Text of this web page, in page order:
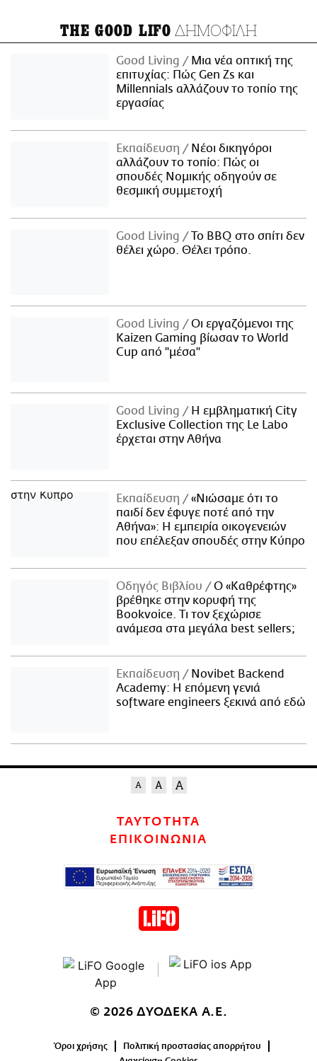
THE GOOD LIFO ΔΗΜΟΦΙΛΗ
Good Living
Μια νέα οπτική της
επιτυχίας: Πώς Gen Zs και
Millennials αλλάζουν το τοπίο της
εργασίας
Εκπαίδευση
Νέοι δικηγόροι
αλλάζουν το τοπίο: Πώς οι
σπουδές Νομικής οδηγούν σε
θεσμική συμμετοχή
Good Living
Το BBQ στο σπίτι δεν
θέλει χώρο. Θέλει τρόπο.
Good Living
Οι εργαζόμενοι της
Kaizen Gaming βίωσαν το World
Cup από "μέσα"
Good Living
Η εμβληματική City
Exclusive Collection της Le Labo
έρχεται στην Αθήνα
Εκπαίδευση
«Νιώσαμε ότι το
παιδί δεν έφυγε ποτέ από την
Αθήνα»: Η εμπειρία οικογενειών
που επέλεξαν σπουδές στην Κύπρο
Οδηγός Βιβλίου
Ο «Καθρέφτης»
βρέθηκε στην κορυφή της
Bookvoice. Τι τον ξεχώρισε
ανάμεσα στα μεγάλα best sellers;
Εκπαίδευση
Novibet Backend
Academy: Η επόμενη γενιά
software engineers ξεκινά από εδώ
ΤΑΥΤΟΤΗΤΑ
ΕΠΙΚΟΙΝΩΝΙΑ
© 2026 ΔΥΟΔΕΚΑ Α.Ε.
Όροι χρήσης
Πολιτική προστασίας απορρήτου